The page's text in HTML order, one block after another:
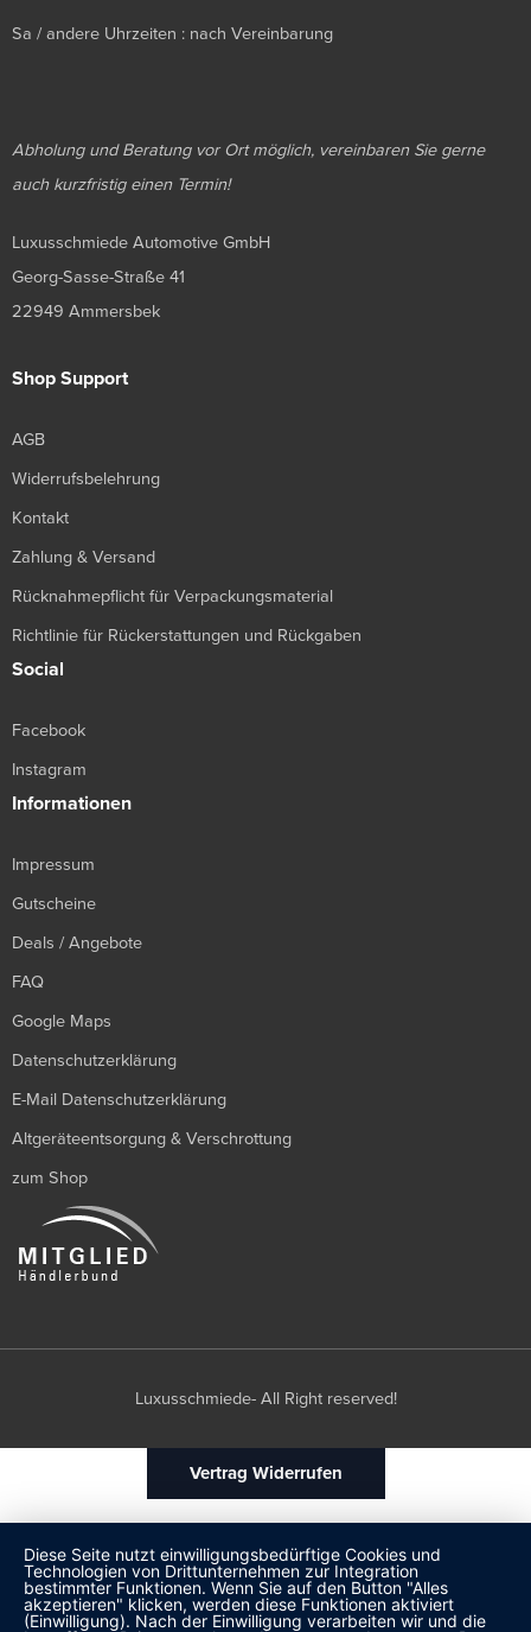
Sa / andere Uhrzeiten : nach Vereinbarung
Abholung und Beratung vor Ort möglich, vereinbaren Sie gerne
auch kurzfristig einen Termin!
Luxusschmiede Automotive GmbH
Georg-Sasse-Straße 41
22949 Ammersbek
Shop Support
AGB
Widerrufsbelehrung
Kontakt
Zahlung & Versand
Rücknahmepflicht für Verpackungsmaterial
Richtlinie für Rückerstattungen und Rückgaben
Social
Facebook
Instagram
Informationen
Impressum
Gutscheine
Deals / Angebote
FAQ
Google Maps
Datenschutzerklärung
E-Mail Datenschutzerklärung
Altgeräteentsorgung & Verschrottung
zum Shop
Luxusschmiede- All Right reserved!
Vertrag Widerrufen
Diese Seite nutzt einwilligungsbedürftige Cookies und
Technologien von Drittunternehmen zur Integration
bestimmter Funktionen. Wenn Sie auf den Button "Alles
akzeptieren" klicken, werden diese Funktionen aktiviert
(Einwilligung). Nach der Einwilligung verarbeiten wir und die